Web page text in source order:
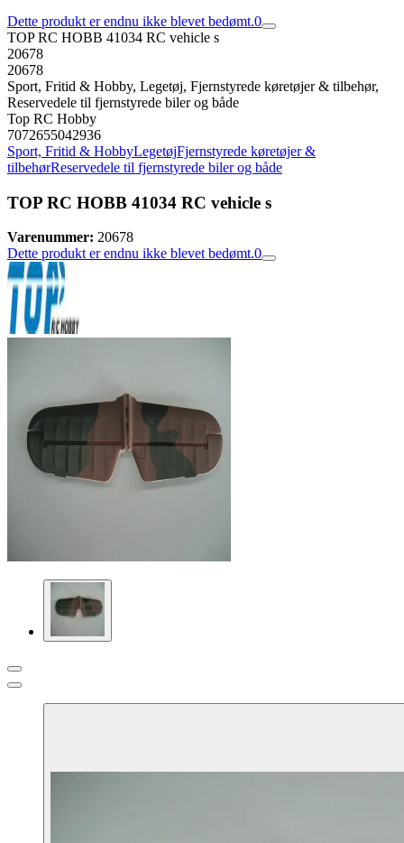
Dette produkt er endnu ikke blevet bedømt.0
TOP RC HOBB 41034 RC vehicle s
20678
20678
Sport, Fritid & Hobby, Legetøj, Fjernstyrede køretøjer & tilbehør,
Reservedele til fjernstyrede biler og både
Top RC Hobby
7072655042936
Sport, Fritid & HobbyLegetøjFjernstyrede køretøjer &
tilbehørReservedele til fjernstyrede biler og både
TOP RC HOBB 41034 RC vehicle s
Varenummer: 20678
Dette produkt er endnu ikke blevet bedømt.0